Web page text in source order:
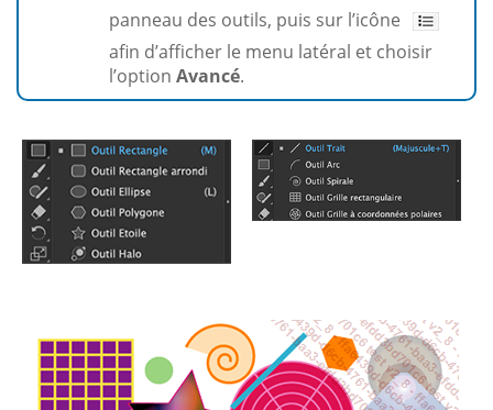
panneau des outils, puis sur l’icône
afin d’afficher le menu latéral et choisir
l’option Avancé.